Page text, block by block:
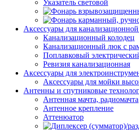
Указатель световой
Аксессуары для
Канализационный колодец
Канализационный люк с
Поплавковый
Ревизия канализационная
Аксессуары для
Аксессуары для мойки
Антенны и спутниковые
Антенная мачта, радиомачта
Антенное крепление
Аттенюатор